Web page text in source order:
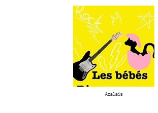
Azalais